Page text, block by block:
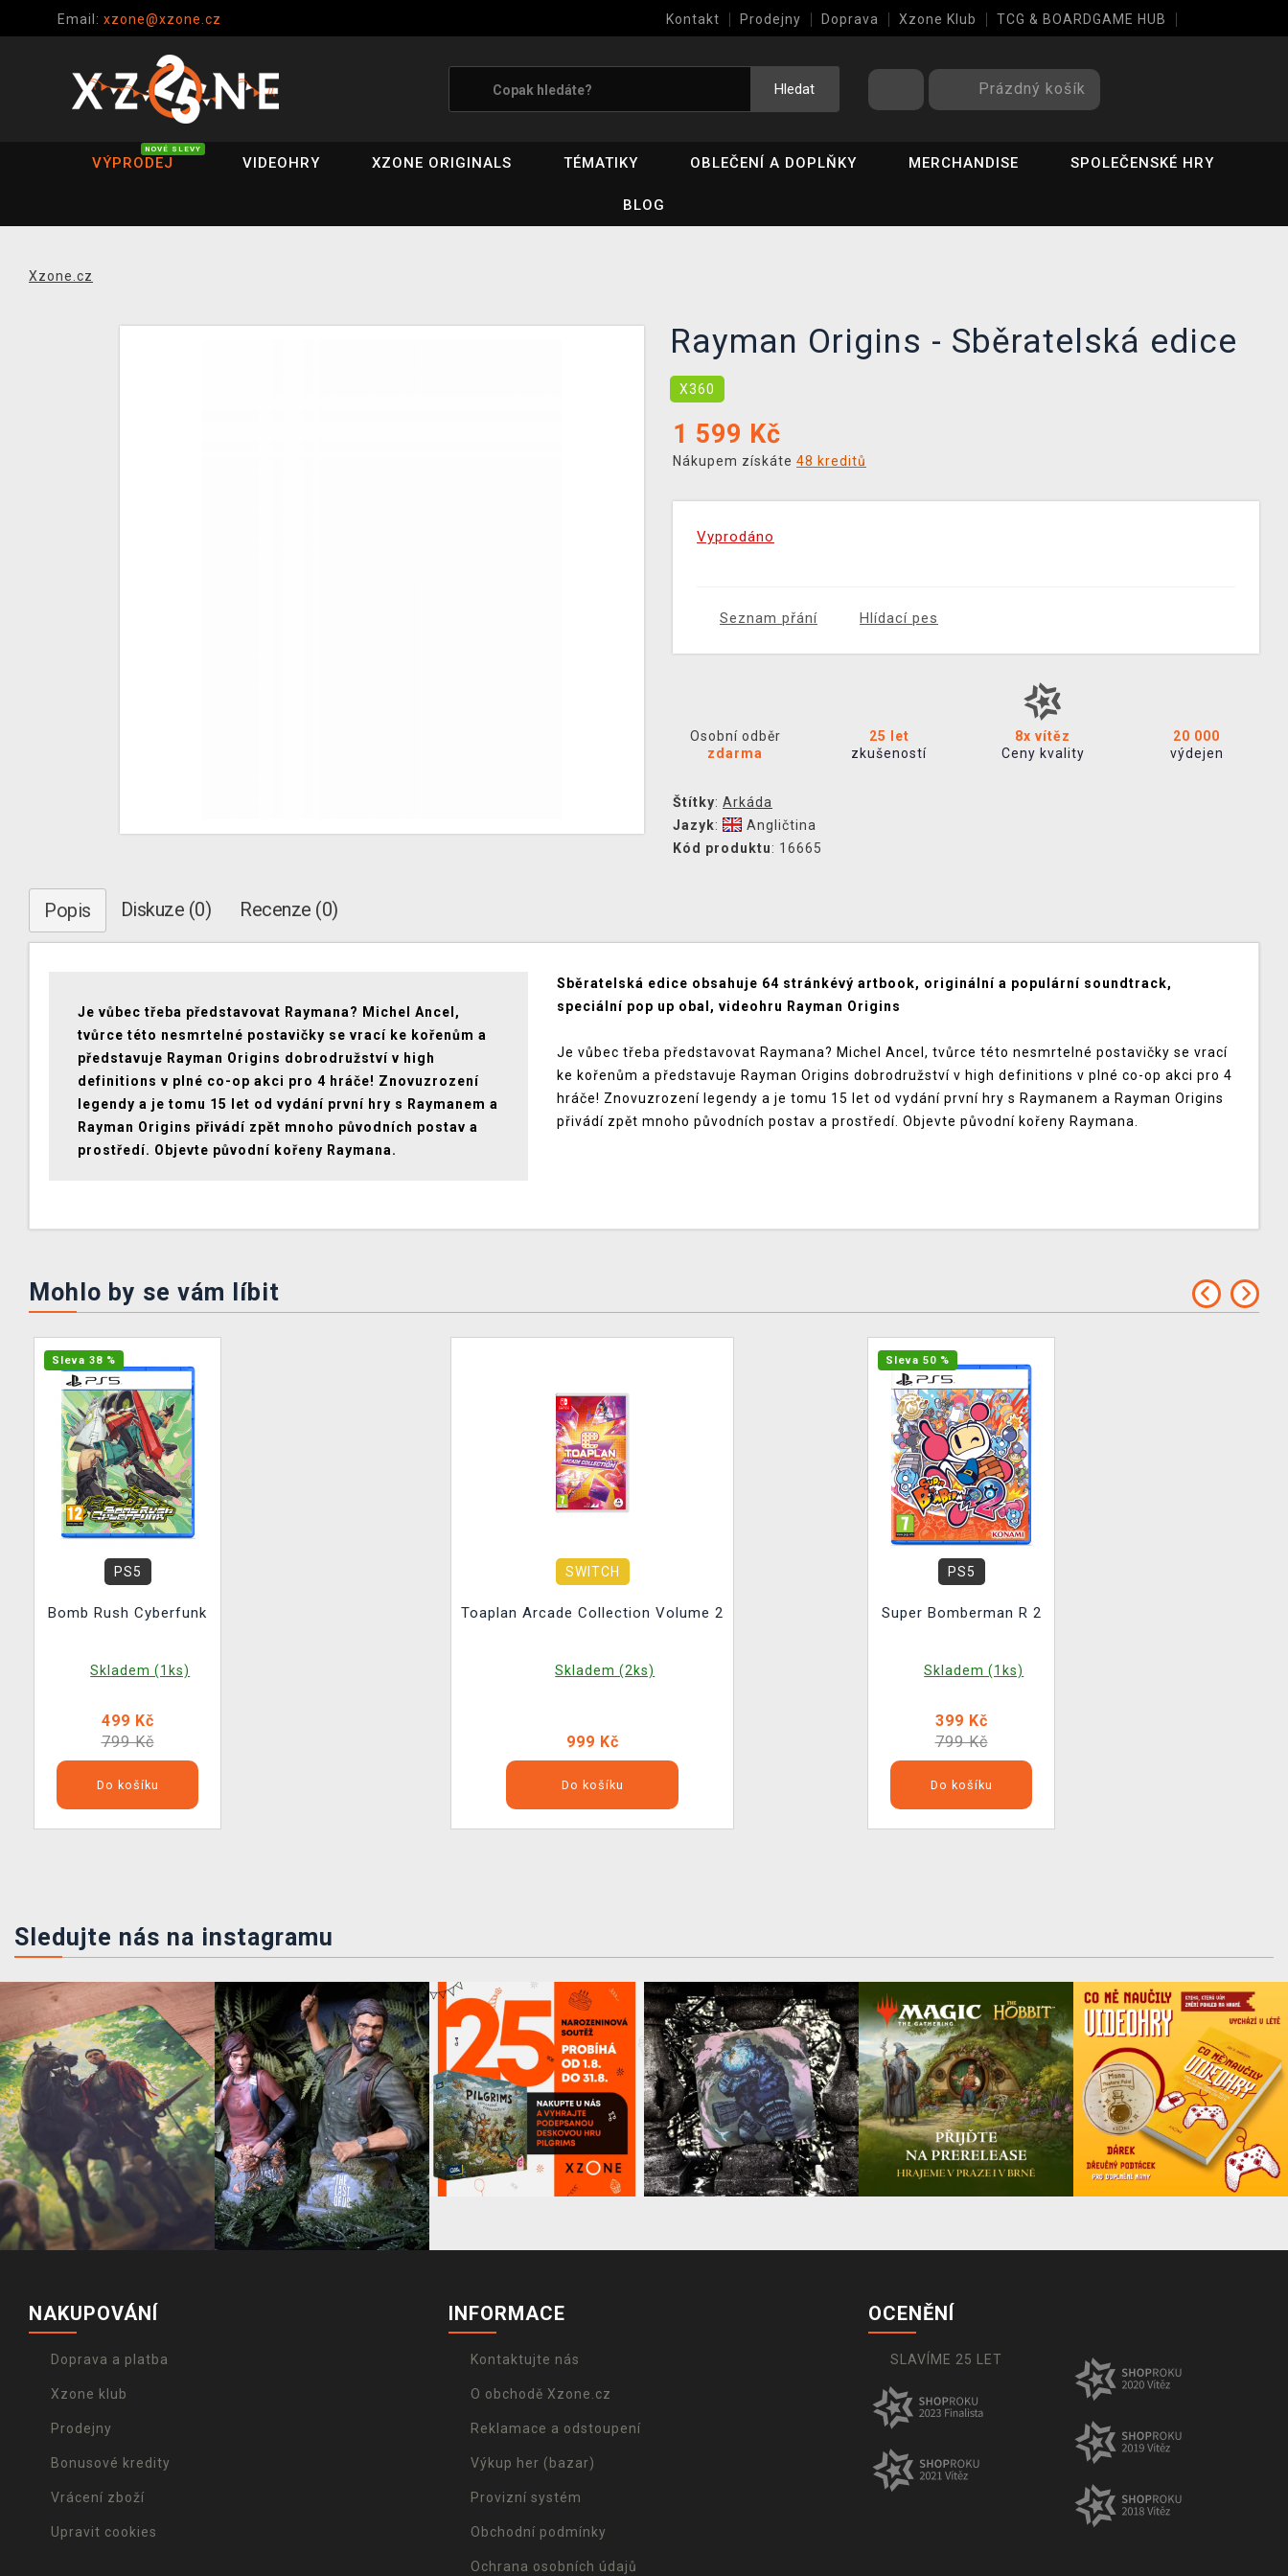
Email: xzone@xzone.cz Kontakt Prodejny Doprava Xzone Klub TCG & BOARDGAME HUB
Hledat Prázdný košík
VÝPRODEJ
NOVÉ SLEVY
VIDEOHRY XZONE ORIGINALS TÉMATIKY OBLEČENÍ A DOPLŇKY MERCHANDISE SPOLEČENSKÉ HRY
BLOG
Xzone.cz
Rayman Origins - Sběratelská edice
X360
1 599 Kč
Nákupem získáte 48 kreditů
Vyprodáno
Seznam přání Hlídací pes
Osobní odběr
zdarma
25 let
zkušeností
8x vítěz
Ceny kvality
20 000
výdejen
Štítky: Arkáda
Jazyk:
Angličtina
Kód produktu: 16665
Popis Diskuze (0) Recenze (0)
Je vůbec třeba představovat Raymana? Michel Ancel,
tvůrce této nesmrtelné postavičky se vrací ke kořenům a
představuje Rayman Origins dobrodružství v high
definitions v plné co-op akci pro 4 hráče! Znovuzrození
legendy a je tomu 15 let od vydání první hry s Raymanem a
Rayman Origins přivádí zpět mnoho původních postav a
prostředí. Objevte původní kořeny Raymana.
Sběratelská edice obsahuje 64 stránkévý artbook, originální a populární soundtrack,
speciální pop up obal, videohru Rayman Origins
Je vůbec třeba představovat Raymana? Michel Ancel, tvůrce této nesmrtelné postavičky se vrací
ke kořenům a představuje Rayman Origins dobrodružství v high definitions v plné co-op akci pro 4
hráče! Znovuzrození legendy a je tomu 15 let od vydání první hry s Raymanem a Rayman Origins
přivádí zpět mnoho původních postav a prostředí. Objevte původní kořeny Raymana.
Mohlo by se vám líbit
Sleva 38 %
PS5
Bomb Rush Cyberfunk
Skladem (1ks)
499 Kč
799 Kč
Do košíku
SWITCH
Toaplan Arcade Collection Volume 2
Skladem (2ks)
999 Kč
Do košíku
Sleva 50 %
PS5
Super Bomberman R 2
Skladem (1ks)
399 Kč
799 Kč
Do košíku
Sledujte nás na instagramu
NAKUPOVÁNÍ
Doprava a platba
Xzone klub
Prodejny
Bonusové kredity
Vrácení zboží
Upravit cookies
INFORMACE
Kontaktujte nás
O obchodě Xzone.cz
Reklamace a odstoupení
Výkup her (bazar)
Provizní systém
Obchodní podmínky
Ochrana osobních údajů
OCENĚNÍ
SLAVÍME 25 LET